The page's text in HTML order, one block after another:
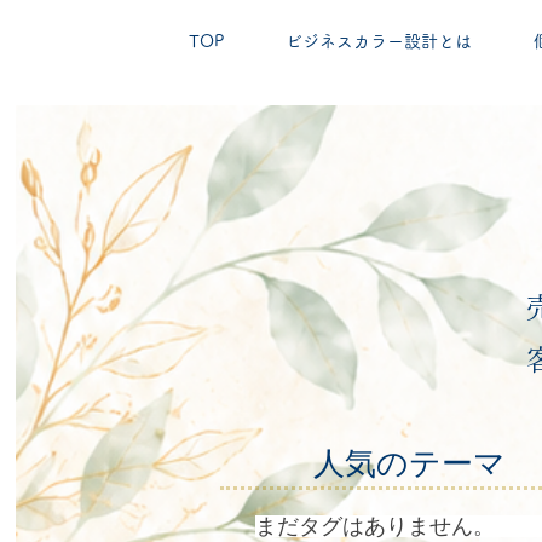
TOP ビジネスカラー設計とは
人気のテーマ
まだタグはありません。